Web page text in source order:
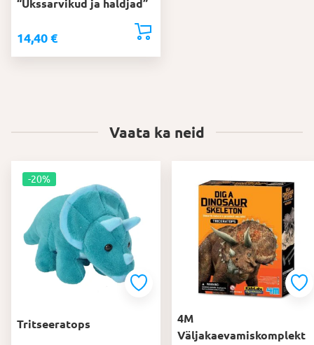
“Ükssarvikud ja haldjad”
14,40 €
Vaata ka neid
-20%
Tritseeratops
4M
Väljakaevamiskomplekt